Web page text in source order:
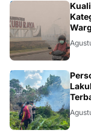
KALBAR
KALBAR